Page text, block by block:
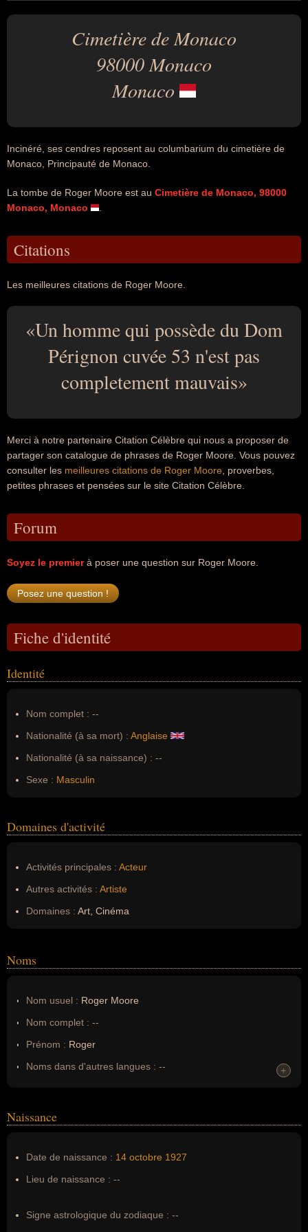
Cimetière de Monaco
98000 Monaco
Monaco
Incinéré, ses cendres reposent au columbarium du cimetière de
Monaco, Principauté de Monaco.
La tombe de Roger Moore est au Cimetière de Monaco, 98000
Monaco, Monaco
Citations
Les meilleures citations de Roger Moore.
Un homme qui possède du Dom
Pérignon cuvée 53 n'est pas
completement mauvais
Merci à notre partenaire Citation Célèbre qui nous a proposer de
partager son catalogue de phrases de Roger Moore. Vous pouvez
consulter les meilleures citations de Roger Moore , proverbes,
petites phrases et pensées sur le site Citation Célèbre.
Forum
Soyez le premierà poser une question sur Roger Moore.
Fiche d'identité
Identité
Nom complet : --
Nationalité (à sa mort) : Anglaise
Nationalité (à sa naissance) : --
Sexe : Masculin
Domaines d'activité
Activités principales : Acteur
Autres activités : Artiste
Domaines : Art, Cinéma
Noms
Nom usuel : Roger Moore
Nom complet : --
Prénom : Roger
Noms dans d'autres langues : --
Nom de famille :Moore
+
Naissance
Date de naissance : 14 octobre 1927
Lieu de naissance : --
Signe astrologique du zodiaque : --